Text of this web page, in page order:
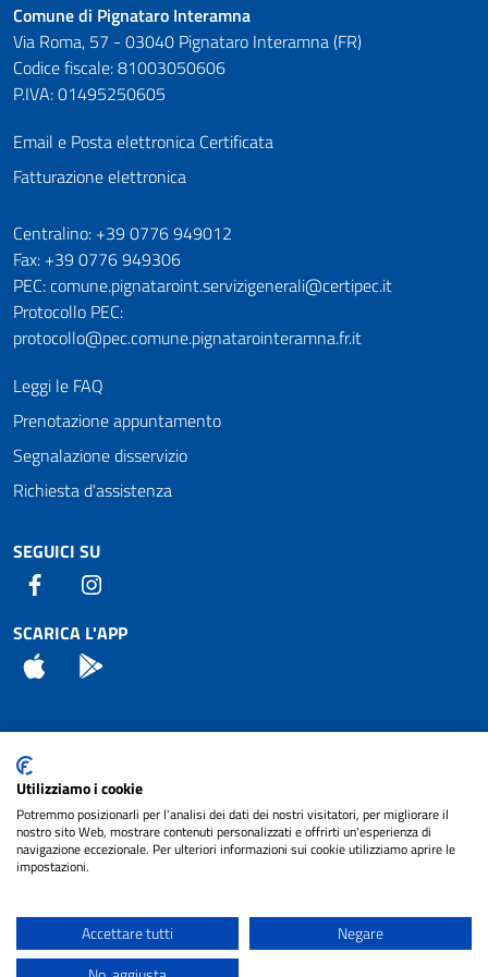
Comune di Pignataro Interamna
Via Roma, 57 - 03040 Pignataro Interamna (FR)
Codice fiscale: 81003050606
P.IVA: 01495250605
Email e Posta elettronica Certificata
Fatturazione elettronica
Numeri utili
Centralino: +39 0776 949012
Fax: +39 0776 949306
PEC: comune.pignataroint.servizigenerali@certipec.it
Protocollo PEC:
protocollo@pec.comune.pignatarointeramna.fr.it
Leggi le FAQ
Prenotazione appuntamento
Segnalazione disservizio
Richiesta d'assistenza
SEGUICI SU
Facebook
SCARICA L'APP
App Store
Attuazione Misure PNRR
Piano di miglioramento del sito
Note legali
cura diNET SMART
Utilizziamo i cookie
Potremmo posizionarli per l'analisi dei dati dei nostri visitatori, per migliorare il
nostro sito Web, mostrare contenuti personalizzati e offrirti un'esperienza di
navigazione eccezionale. Per ulteriori informazioni sui cookie utilizziamo aprire le
impostazioni.
Accettare tutti
Negare